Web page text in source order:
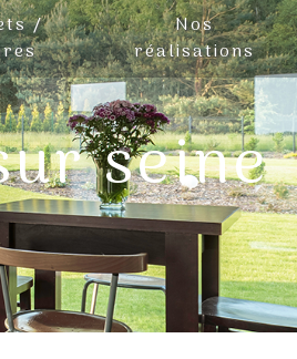
/
Nos
réalisations
seine